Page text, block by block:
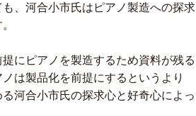
、河合小市氏はピアノ製造への探求
にピアノを製造するため資料が残る
は製品化を前提にするというより
河合小市氏の探求心と好奇心によっ